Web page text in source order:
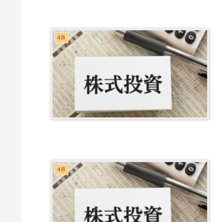
4月
4月